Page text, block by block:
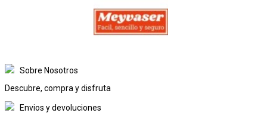
Sobre Nosotros
Descubre, compra y disfruta
Envios y devoluciones